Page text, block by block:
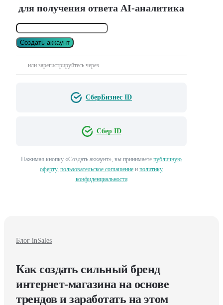
для получения ответа AI-аналитика
Создать аккаунт
или зарегистрируйтесь через
СберБизнес ID
Сбер ID
Нажимая кнопку «Создать аккаунт», вы принимаете публичную
оферту, пользовательское соглашение и политику
конфиденциальности
Блог inSales
Как создать сильный бренд
интернет-магазина на основе
трендов и заработать на этом